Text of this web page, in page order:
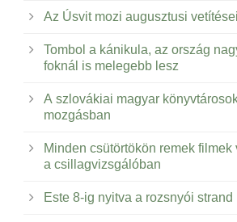
Az Úsvit mozi augusztusi vetítései
Tombol a kánikula, az ország
foknál is melegebb lesz
A szlovákiai magyar
mozgásban
Minden csütörtökön remek
a csillagvizsgálóban
Este 8-ig nyitva a rozsnyói strand